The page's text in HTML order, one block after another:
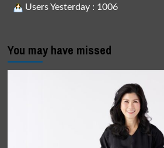
Users Yesterday : 1006
You may have missed